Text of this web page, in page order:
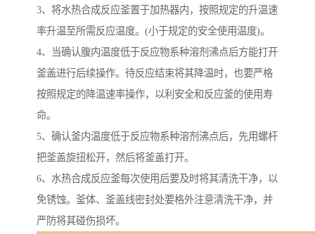
3、将水热合成反应釜置于加热器内，按照规定的升温速
率升温至所需反应温度。(小于规定的安全使用温度)。
4、当确认腹内温度低于反应物系种溶剂沸点后方能打开
釜盖进行后续操作。待反应结束将其降温时，也要严格
按照规定的降温速率操作，以利安全和反应釜的使用寿
命。
5、确认釜内温度低于反应物系种溶剂沸点后，先用螺杆
把釜盖旋扭松开，然后将釜盖打开。
6、水热合成反应釜每次使用后要及时将其清洗干净，以
免锈蚀。釜体、釜盖线密封处要格外注意清洗干净，并
严防将其碰伤损坏。